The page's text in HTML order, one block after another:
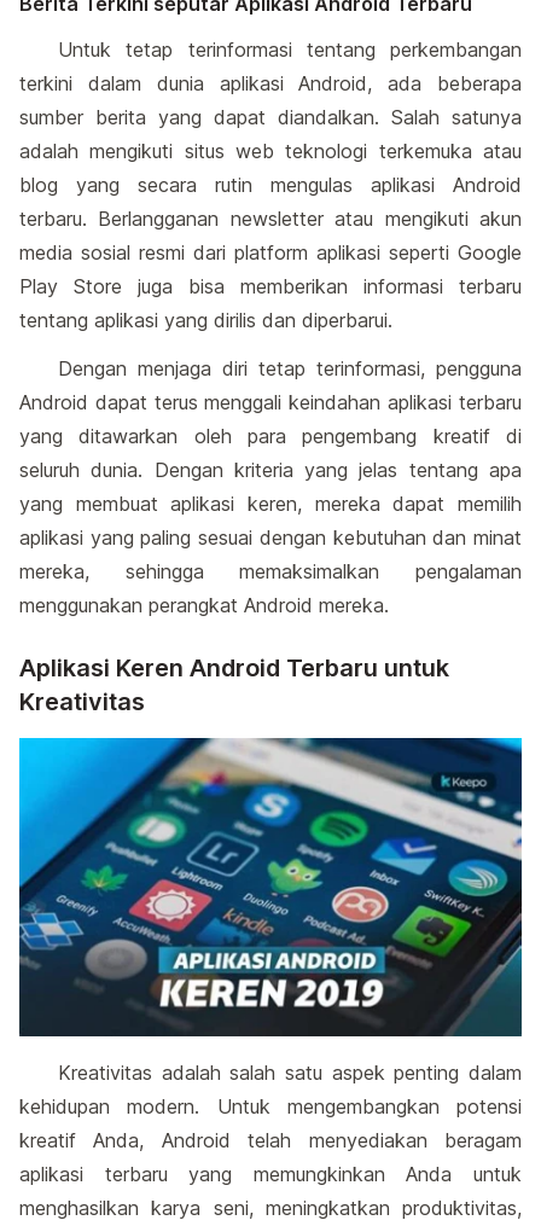
Untuk tetap terinformasi tentang perkembangan
terkini dalam dunia aplikasi Android, ada beberapa
sumber berita yang dapat diandalkan. Salah satunya
adalah mengikuti situs web teknologi terkemuka atau
blog yang secara rutin mengulas aplikasi Android
terbaru. Berlangganan newsletter atau mengikuti akun
media sosial resmi dari platform aplikasi seperti Google
Play Store juga bisa memberikan informasi terbaru
tentang aplikasi yang dirilis dan diperbarui.
Dengan menjaga diri tetap terinformasi, pengguna
Android dapat terus menggali keindahan aplikasi terbaru
yang ditawarkan oleh para pengembang kreatif di
seluruh dunia. Dengan kriteria yang jelas tentang apa
yang membuat aplikasi keren, mereka dapat memilih
aplikasi yang paling sesuai dengan kebutuhan dan minat
mereka, sehingga memaksimalkan pengalaman
menggunakan perangkat Android mereka.
Aplikasi Keren Android Terbaru untuk
Kreativitas
Kreativitas adalah salah satu aspek penting dalam
kehidupan modern. Untuk mengembangkan potensi
kreatif Anda, Android telah menyediakan beragam
aplikasi terbaru yang memungkinkan Anda untuk
menghasilkan karya seni, meningkatkan produktivitas,